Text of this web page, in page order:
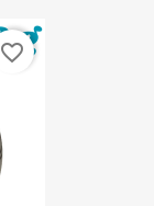
favorite_border